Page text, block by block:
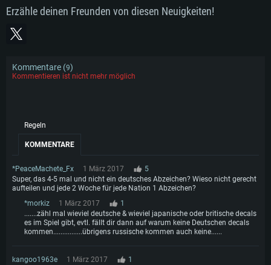
Erzähle deinen Freunden von diesen Neuigkeiten!
Kommentare (9)
Kommentieren ist nicht mehr möglich
Regeln
KOMMENTARE
*PeaceMachete_Fx 1 März 2017
5
Super, das 4-5 mal und nicht ein deutsches Abzeichen? Wieso nicht gerecht
aufteilen und jede 2 Woche für jede Nation 1 Abzeichen?
*morkiz
1 März 2017
1
.......zähl mal wieviel deutsche & wieviel japanische oder britische decals
es im Spiel gibt, evtl. fällt dir dann auf warum keine Deutschen decals
kommen................übrigens russische kommen auch keine......
kangoo1963e 1 März 2017
1